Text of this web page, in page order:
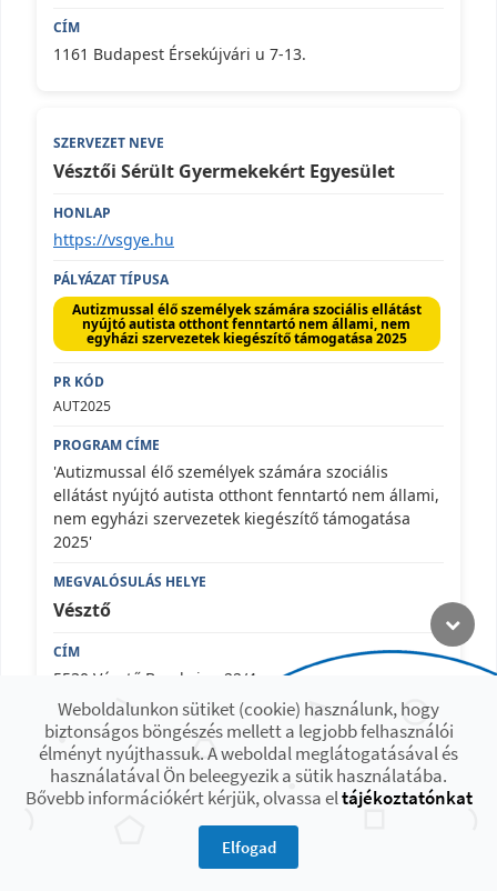
1161 Budapest Érsekújvári u 7-13.
Vésztői Sérült Gyermekekért Egyesület
https://vsgye.hu
Autizmussal élő személyek számára szociális ellátást
nyújtó autista otthont fenntartó nem állami, nem
egyházi szervezetek kiegészítő támogatása 2025
AUT2025
'Autizmussal élő személyek számára szociális
ellátást nyújtó autista otthont fenntartó nem állami,
nem egyházi szervezetek kiegészítő támogatása
2025'
Vésztő
5530 Vésztő Bocskai u. 22/4.
Megoldás Közhasznú Egyesület
https://megoldas-egyesulet.hu
Weboldalunkon sütiket (cookie) használunk, hogy
biztonságos böngészés mellett a legjobb felhasználói
élményt nyújthassuk. A weboldal meglátogatásával és
használatával Ön beleegyezik a sütik használatába.
Bővebb információkért kérjük, olvassa eltájékoztatónkat
Elfogad